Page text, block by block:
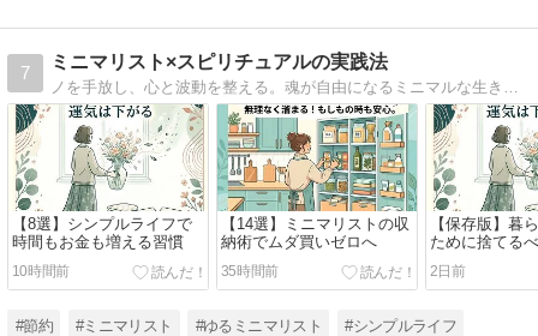
7
ミニマリスト×スピリチュアルの実践法
ノを手放し、心と波動を整える。魂が自由になるミニマルな生き方の実践法を紹介
【8選】シンプルライフで
時間もお金も増える習慣
10時間前
【14選】ミニマリストの収
納術でムダ買いゼロへ
35時間前
【保存版】暮
ために捨てる
2日前
#節約 #ミニマリスト #ゆるミニマリスト #シンプルライフ